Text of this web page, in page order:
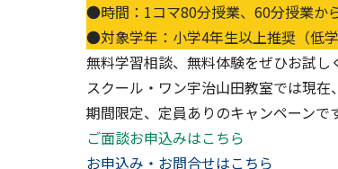
●時間：1コマ80分授業、60分授業か
●対象学年：小学4年生以上推奨（低
無料学習相談、無料体験をぜひお試し
スクール・ワン宇治山田教室では現在
期間限定、定員ありのキャンペーンで
ご面談お申込みはこちら
お申込み・お問合せはこちら